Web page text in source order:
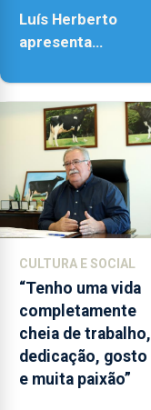
18h00.
Luís Herberto
apresenta
Paisagem’
CULTURA E SOCIAL
“Tenho uma vida
completamente
cheia de trabalho,
dedicação, gosto
e muita paixão”